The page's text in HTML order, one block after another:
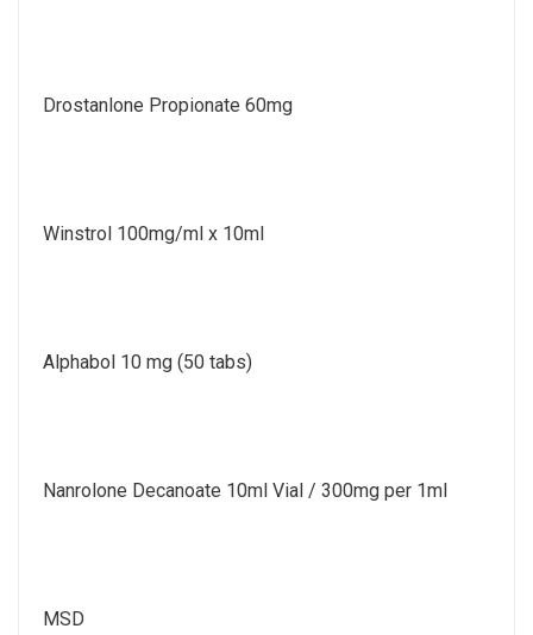
Drostanlone Propionate 60mg
Winstrol 100mg/ml x 10ml
Alphabol 10 mg (50 tabs)
Nanrolone Decanoate 10ml Vial / 300mg per 1ml
MSD